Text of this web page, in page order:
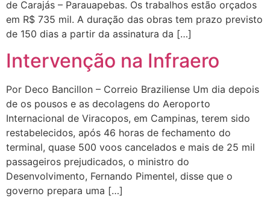
de Carajás – Parauapebas. Os trabalhos estão orçados
em R$ 735 mil. A duração das obras tem prazo previsto
de 150 dias a partir da assinatura da […]
Intervenção na Infraero
Por Deco Bancillon – Correio Braziliense Um dia depois
de os pousos e as decolagens do Aeroporto
Internacional de Viracopos, em Campinas, terem sido
restabelecidos, após 46 horas de fechamento do
terminal, quase 500 voos cancelados e mais de 25 mil
passageiros prejudicados, o ministro do
Desenvolvimento, Fernando Pimentel, disse que o
governo prepara uma […]